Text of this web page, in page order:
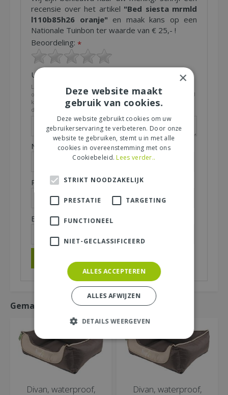
recensie over het artikel "Bed siesta mrmld
l110b85h26 oranje" en maak kans op een
Nationale Tuinbon ter waarde van € 25,- !
Beoordeling: *
Uw mening over dit product:
Let op: deze recensie gaat over het product en niet over
ons tuincentrum, de service of levering van uw bestelling. U
kunt bijvoorbeeld in gaan op de kwaliteit van het product,
de look & feel en belangrijke eigenschappen.
Naam (zichtbaar op website):*
Plaats (zichtbaar op website):*
E-mailadres (niet zichtbaar):
Gemakkelijk mee bestellen
Divan, waterproof,
Divan, waterproof,
×
Deze website maakt
gebruik van cookies.
Deze website gebruikt cookies om uw
gebruikerservaring te verbeteren. Door onze
website te gebruiken, stemt u in met alle
cookies in overeenstemming met ons
Cookiebeleid. Lees verder..
STRIKT NOODZAKELIJK
PRESTATIE TARGETING
FUNCTIONEEL
NIET-GECLASSIFICEERD
ALLES ACCEPTEREN
ALLES AFWIJZEN
DETAILS WEERGEVEN